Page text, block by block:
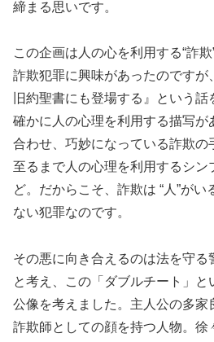
締まる思いです。
この企画は人の心を利用する“詐欺
詐欺犯罪に興味があったのですが
旧約聖書にも登場する』という
確かに人の心理を利用する描写が
合わせ、巧妙になっている詐欺の
至るまで人の心理を利用するシン
ど。だからこそ、詐欺は “人”が
ない犯罪なのです。
その悪に向き合えるのは法を守
と考え、この「ダブルチート」と
公像を考えました。主人公の多家
詐欺師としての顔を持つ人物。徐